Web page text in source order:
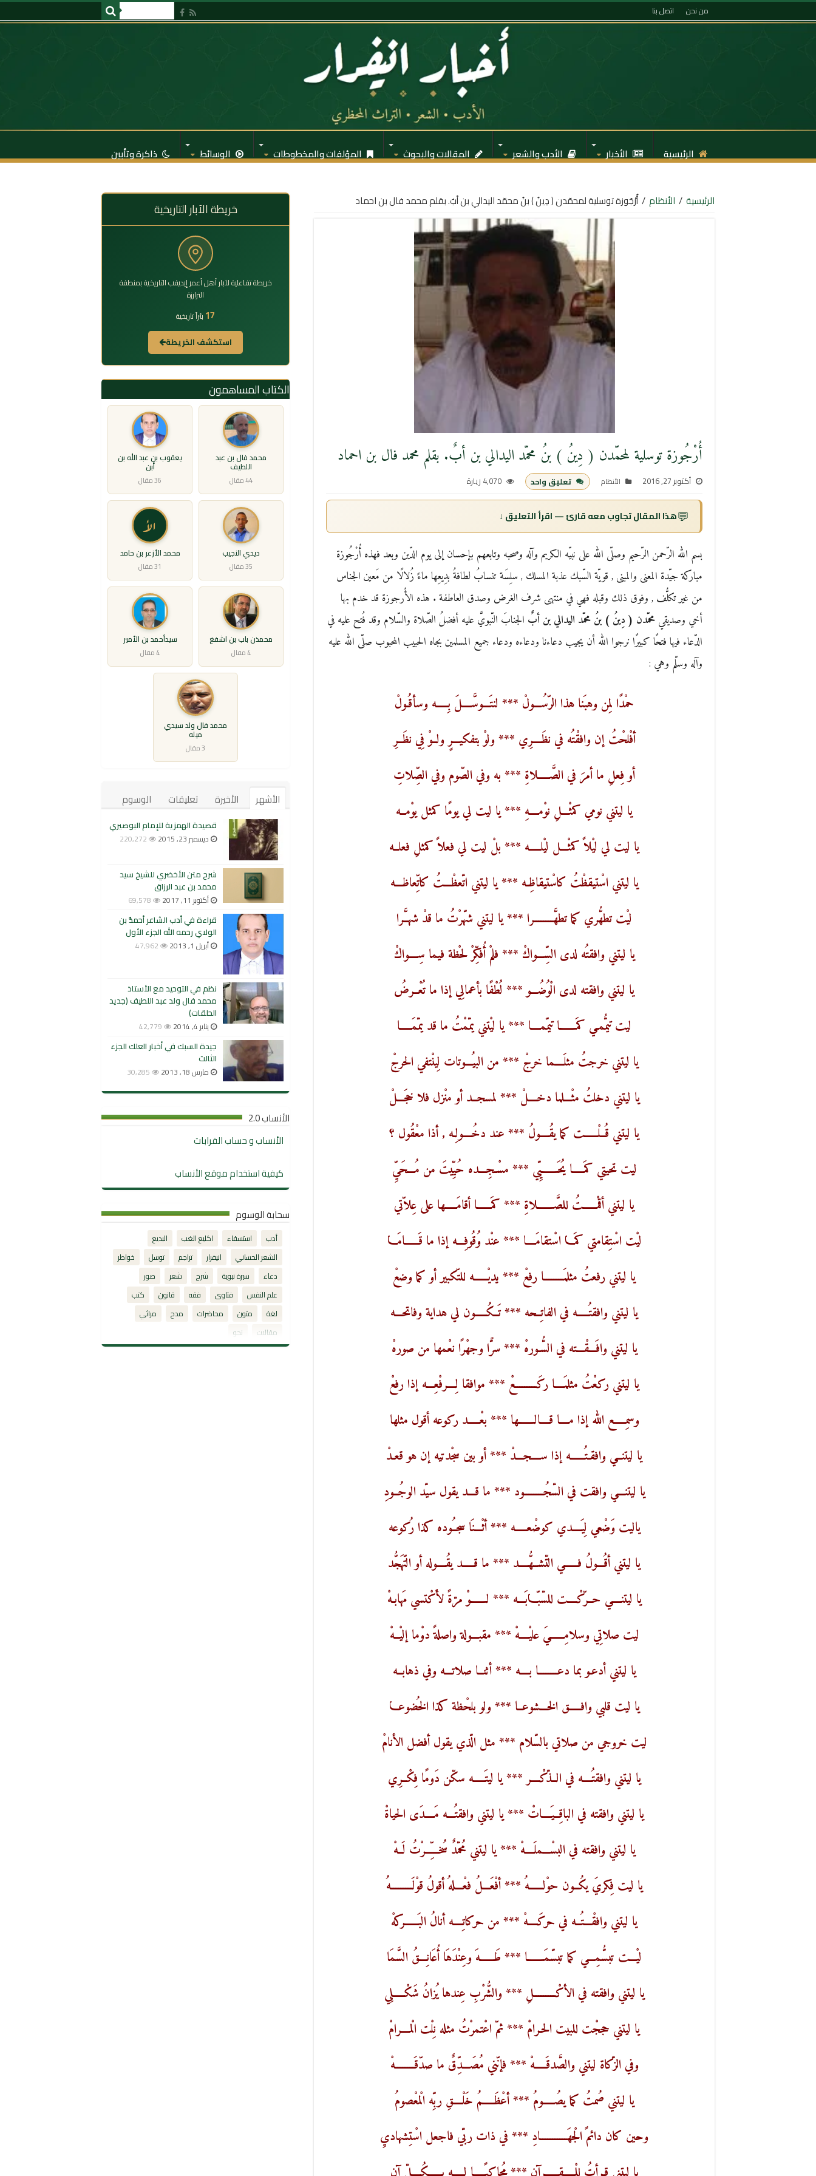
من نحن اتصل بنا
الرئيسية الأخبار الأدب والشعر المقالات والبحوث المؤلفات والمخطوطات الوسائط ذاكرة وتأبين
الرئيسية / الأنظام / أُرْجُوزة توسلية لمحمّدن ( دِينُ ) بنُ محمّد اليدالي بن أبٌ. بقلم محمد فال بن احماد
أُرْجُوزة توسلية لمحمّدن ( دِينُ ) بنُ محمّد اليدالي بن أبٌ. بقلم محمد فال بن احماد
أكتوبر 27, 2016 الأنظام تعليق واحد 4,070 زيارة
💬هذا المقال تجاوب معه قارئ — اقرأ التعليق ↓
بسم الله الرّحمن الرّحيم وصلّى الله على نبيّه الكريم وآله وصحبه وتابعهم بإحسان إلى يوم الدّين وبعد فهذه أُرْجُوزة
مباركة جيّدة المعنى والمبنى , قويّة السّبك عذبة المسلك , سلِسَة تنسابُ لطافةُ بدِيعِها ماءً زُلالًا من مَعين الجناس
من غير تكلُّف , وفوق ذلك وقبله فهي في منتهى شرف الغرض وصدق العاطفة . هذه الأُرجوزة قد خدم بها
أخي وصديقي محمّدن ( دِينُ ) بنُ محمّد اليدالي بن أبٌ الجنابَ النّبويَّ عليه أفضلُ الصّلاة والسّلام وقد فُتح عليه في
الدّعاء فيها فتحًا كبيرًا نرجوا الله أن يجيب دعاءنا ودعاءه ودعاء جميع المسلمين بجاه الحبيب المحبوب صلّى الله عليه
وآله وسلّم وهي :
حمْدًا لِمن وهبَنا هذا الرّسُـــولْ *** لنتَـــوسَّــــلَ بِـــــه وسأقُـولْ
أفْلحْتُ إن وافقْتُه في نظَــــرِي *** ولوْ بتفكيـــرٍ ولــوْ فِي نظَــرِ
أو فِعلِ ما أمرَ في الصَّـــــلاةِ *** به وفي الصّوم وفي الصِّلاتِ
يا ليتني نومي كمثْـــلِ نوْمــــهِ *** يا ليت لي يومًا كمثل يوْمــه
يا ليت لي ليْلاً كمثْـــل ليْلـــــه *** بلْ ليت لي فعلاً كمثلِ فعلــه
يا ليتني اسْتيقظْتُ كاسْتيقاظِـه *** يا ليتني اتّعظْـــتُ كاتِّعاظـــه
ليْت تطهُّري كما تطهَّــــــــرا *** يا ليتني شهّرْتُ ما قدْ شهــَّرا
يا ليتني وافقتُه لدى السِّـــواكْ *** فلمْ أُفكِّرْ لحْظة فيما سِــــواكْ
يا ليتني وافقته لدى الْوُضُـــو *** لُطْفًا بأعمالِي إذا ما تُعْــرضُ
ليت تيمُّمـي كمَـــــــا تيمّمــــا *** يا ليْتني يمّمْتُ ما قد يمّمَـــــا
يا ليتني خرجتُ مثلَــــما خرجْ *** من البيُـــوتات لِينْتفي الحرجْ
يا ليتني دخلتُ مثْـــلما دخــــلْ *** لمسجــد أو منْزل فلا خجَـــلْ
يا ليتني قُــلْــــــت كما يقُــــولُ *** عند دخُــــولِـه , أذا معْقُول ؟
ليت تحيتي كمَـــــا يُحَـــــــيِّي *** مسْـجِـــده حُيِّيتَ من مُـــحَيِّ
يا ليتني أقمْــــــتُ للصَّـــــــلاةِ *** كمَــــــا أقامَـــــها على عِلاّتي
ليْت اسْتِقامتي كمَـــا اسْتقامَــــا *** عنْد وُقُوفِـــه إذا ما قَــــــامَـــا
يا ليتني رفعتُ مثلمَــــــــا رفعْ *** يديْــــــه للتّكبير أو كما وضعْ
يا ليتني وافقتُـــــه في الفاتِــحه *** تَــكُـــــون لي هداية وفاتحـــه
يا ليتني وافَـــقْـــته في السُّـورهْ *** سرًّا وجهْرًا نعْمها من صورهْ
يا ليتني ركعْتُ مثلمَــــا ركَـــــــــعْ *** موافقا لِــــرفْعِـــه إذا رفعْ
وسمِـــــع الله إذا مــــا قــــالـــــــها *** بعْـــــد ركوعه أقول مثلها
يا ليتنــي وافقـتُــــــه إذا ســــجـــدْ *** أو بين سجْدتيه إن هو قعـدْ
يا ليتنـــي وافقت في السّجُــــــــود *** ما قـــد يقول سيّد الوجُــودِ
ياليت وَضْعي لِيَــــدي كوضْعـــــه *** أثْـــنَا سجـُـوده كذا رُكوعه
يا ليتني أقُـــولُ فــــــي التّشــهُّــــد *** ما قـــــد يقُــــوله أو التّهَجُّد
يا ليتنــــي حــرّكْــــت للسّبّـــابَـــه *** لـــــــوْ مرّةً لأَكْتسي مَهابـهْ
ليت صلاتِي وسلامِــــــيَ عليْــــهْ *** مقبـــولة واصلةً دوْما إليْــهْ
يا ليتني أدعـو بما دعــــــــا بــــه *** أثنــا صلاتـــه وفي ذهابــه
يا ليت قلبي وافـــــق الخـــشوعــا *** ولو بلحْظة كذا الخُضوعـــا
ليت خروجي من صلاتي بالسّلام *** مثل الّذي يقول أفضل الأنامْ
يا ليتني وافقتُــــه في الــذّكْــــر *** يا ليتَـــــه سكّن دَومًا فِكْــرِي
يا ليتني وافقته في الباقِــيَــــاتْ *** يا ليتني وافقتُـــه مَــــدَى الحياةْ
يا ليتني وافقته في البسْـــملَــــهْ *** يا ليتني مُحمّدٌ سُخــــــِّرْتُ لَــهْ
يا ليت فِكريَ يكُــون حوْلــــــهُ *** أفْعَـــلُ فعْـــلهُ أقولُ قوْلَـــــــــهُ
يا ليتني وافقْـــتُــه في حركَــــهْ *** من حركاتِــــه أنالُ البَــــــركهْ
ليْـــت تبسُّمِـــي كما تبسّمَـــــــا *** طَــــــهَ وعِنْدَهَا أُعَانِـــقُ السَّمَا
يا ليتني وافقته في الأكْـــــــــلِ *** والشُّرْبِ عِندها يُزانُ شَكْـــــلِي
يا ليتني حججْت للبيت الحـرامْ *** ثمّ اعْتمرْتُ مثله نِلْت الْمــــرامْ
وفي الزّكاة ليتني والصَّدقَـــــهْ *** فإنّني مُصَـــدِّقٌ ما صدّقَــــــــهْ
يا ليتني صُمتُ كما يصُـــــومُ *** أعْظَـــــمُ خَلْــــقِ ربِّه الْمعْصومُ
وحين كان دائمً الْجهَـــــــــــادِ *** في ذات ربّي فاجعل اسْتِشهاديِ
خريطة الآبار التاريخية
خريطة تفاعلية لآبار أهل أعمر إيديقب التاريخية بمنطقة
الترارزة
17 بئراً تاريخية
استكشف الخريطة
الكتاب المساهمون
محمد فال بن عبد
اللطيف
44 مقال
يعقوب بن عبد الله بن
أبن
36 مقال
ديدي النجيب
35 مقال
الأ
محمد الأزعر بن حامد
31 مقال
محمذن باب بن اشفغ
4 مقال
سيدأحمد بن الأمير
4 مقال
محمد فال ولد سيدي
ميله
3 مقال
الأشهر الأخيرة تعليقات الوسوم
قصيدة الهمزية للإمام البوصيري
ديسمبر 23, 2015 220,272
شرح متن الأخضري للشيخ سيد
محمد بن عبد الرزاق
أكتوبر 11, 2017 69,578
قراءة في أدب الشاعر أحمدُّ بن
الولاي رحمه الله الجزء الأول
أبريل 1, 2013 47,962
نظم في التوحيد مع الأستاذ
محمد فال ولد عبد اللطيف (جديد
الحلقات)
يناير 4, 2014 42,779
جيدة السبك في أخبار العلك الجزء
الثالث
مارس 18, 2013 30,285
الأنساب 2.0
الأنساب و حساب القرابات
كيفية استخدام موقع الأنساب
سحابة الوسوم
أدب استسقاء اكليع الغب
البديع
الشعر الحساني
انيفرار تراجم توسل
خواطر
دعاء
سيرة نبوية شرح شعر
صور
علم النفس
فتاوى فقه قانون
كتب
لغة
متون محاضرات مدح
مراثي
مقالات
نحو